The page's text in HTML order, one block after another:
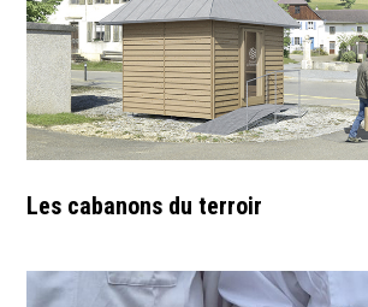
Les cabanons du terroir